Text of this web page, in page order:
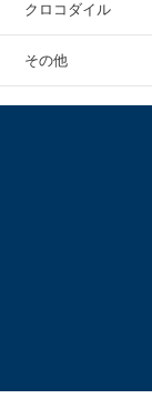
クロコダイル
その他